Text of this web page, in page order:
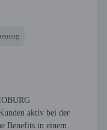
aktiv bei der
Benefits in einem